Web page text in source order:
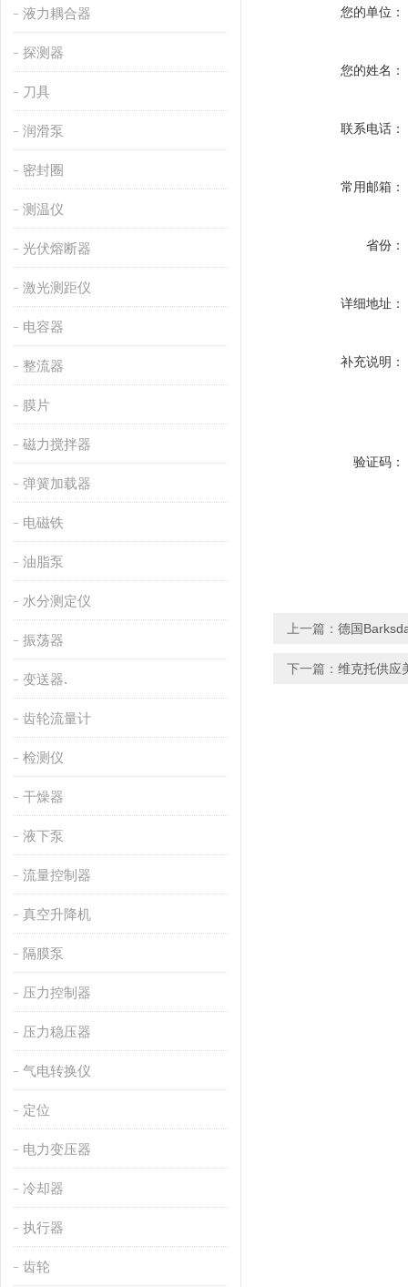
液力耦合器
探测器
刀具
润滑泵
密封圈
测温仪
光伏熔断器
激光测距仪
电容器
整流器
膜片
磁力搅拌器
弹簧加载器
电磁铁
油脂泵
水分测定仪
振荡器
变送器.
齿轮流量计
检测仪
干燥器
液下泵
流量控制器
真空升降机
隔膜泵
压力控制器
压力稳压器
气电转换仪
定位
电力变压器
冷却器
执行器
齿轮
您的单位：
您的姓名：
联系电话：
常用邮箱：
省份：
详细地址：
补充说明：
验证码：
上一篇： 德国
下一篇： 维克托供应